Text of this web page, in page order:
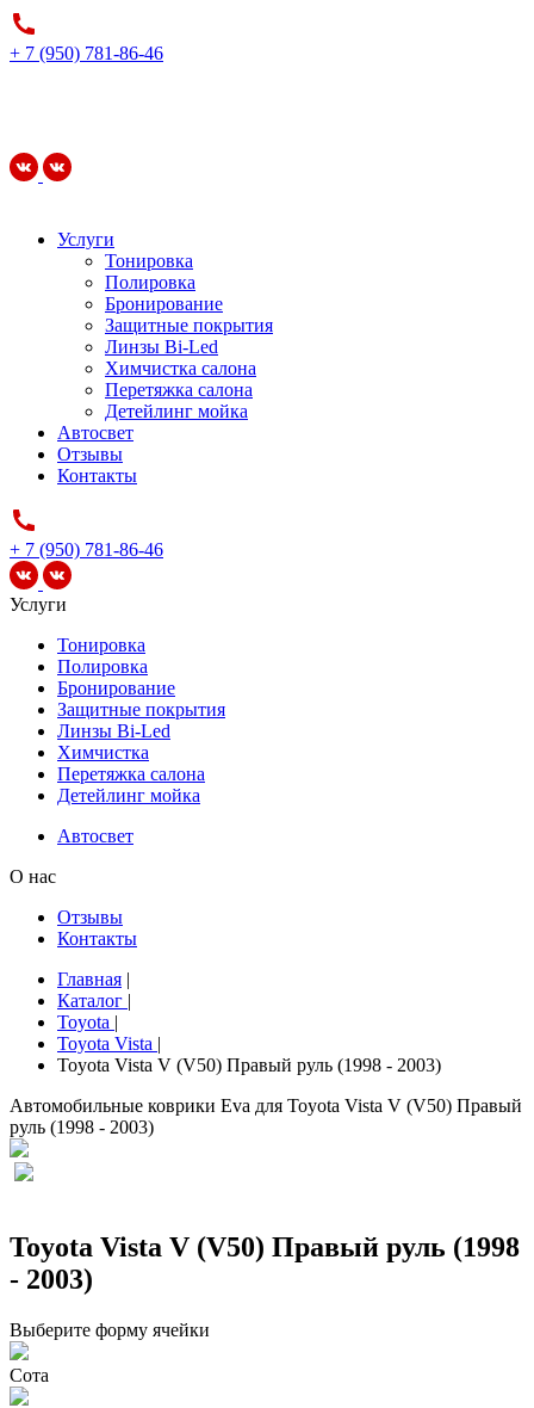
+ 7 (950) 781-86-46
Услуги
Тонировка
Полировка
Бронирование
Защитные покрытия
Линзы Bi-Led
Химчистка салона
Перетяжка салона
Детейлинг мойка
Автосвет
Отзывы
Контакты
+ 7 (950) 781-86-46
Услуги
Тонировка
Полировка
Бронирование
Защитные покрытия
Линзы Bi-Led
Химчистка
Перетяжка салона
Детейлинг мойка
Автосвет
О нас
Отзывы
Контакты
Главная |
Каталог |
Toyota |
Toyota Vista |
Toyota Vista V (V50) Правый руль (1998 - 2003)
Автомобильные коврики Eva для Toyota Vista V (V50) Правый
руль (1998 - 2003)
Toyota Vista V (V50) Правый руль (1998
- 2003)
Выберите форму ячейки
Сота